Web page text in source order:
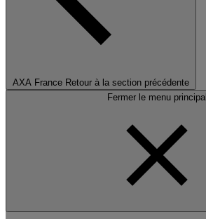
AXA France Retour à la section précédente
Fermer le menu principal